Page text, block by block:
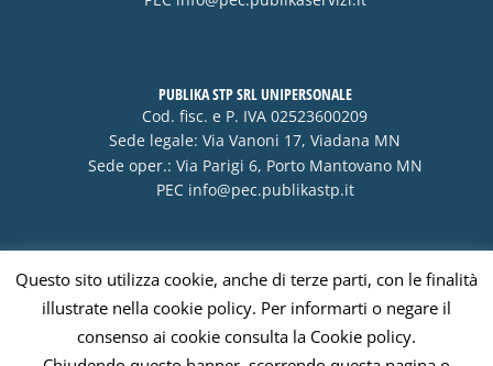
PUBLIKA STP SRL UNIPERSONALE
Cod. fisc. e P. IVA 02523600209
Sede legale: Via Vanoni 17, Viadana MN
Sede oper.: Via Parigi 6, Porto Mantovano MN
PEC info@pec.publikastp.it
Visa PayPal Stripe MasterCardCash
On
Delivery
Questo sito utilizza cookie, anche di terze parti, con le finalità
illustrate nella cookie policy. Per informarti o negare il
consenso ai cookie consulta la Cookie policy.